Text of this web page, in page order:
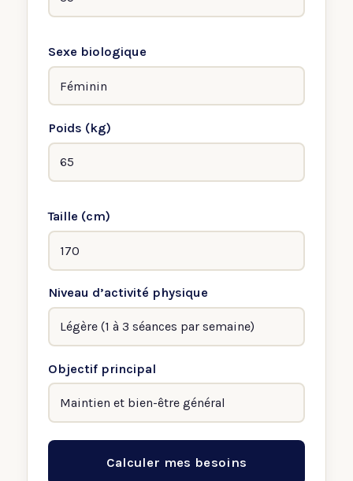
Sexe biologique
Poids (kg)
Taille (cm)
Niveau d’activité physique
Objectif principal
Calculer mes besoins